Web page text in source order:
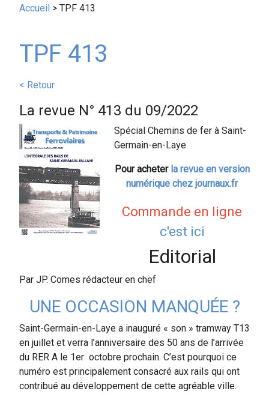
Fil
Accueil TPF 413
TPF 413
< Retour
La revue N° 413 du 09/2022
Spécial Chemins de fer à Saint-
Germain-en-Laye
Pour acheter la revue en version
numérique chez journaux.fr
Commande en ligne
c'est ici
Editorial
Par JP. Comes rédacteur en chef
UNE OCCASION MANQUÉE ?
Saint-Germain-en-Laye a inauguré « son » tramway T13
en juillet et verra l’anniversaire des 50 ans de l’arrivée
du RER A le 1er octobre prochain. C’est pourquoi ce
numéro est principalement consacré aux rails qui ont
contribué au développement de cette agréable ville.